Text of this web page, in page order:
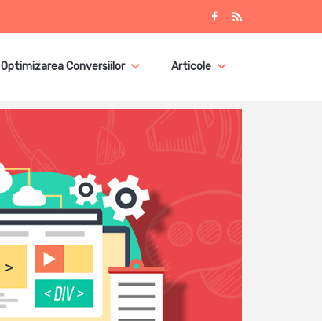
Optimizarea Conversiilor Articole